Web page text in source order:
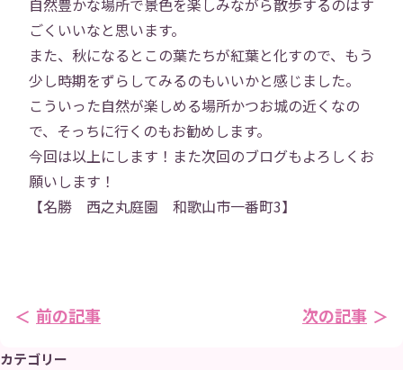
自然豊かな場所で景色を楽しみながら散歩するのはす
ごくいいなと思います。
また、秋になるとこの葉たちが紅葉と化すので、もう
少し時期をずらしてみるのもいいかと感じました。
こういった自然が楽しめる場所かつお城の近くなの
で、そっちに行くのもお勧めします。
今回は以上にします！また次回のブログもよろしくお
願いします！
【名勝 西之丸庭園 和歌山市一番町3】
前の記事 次の記事
カテゴリー